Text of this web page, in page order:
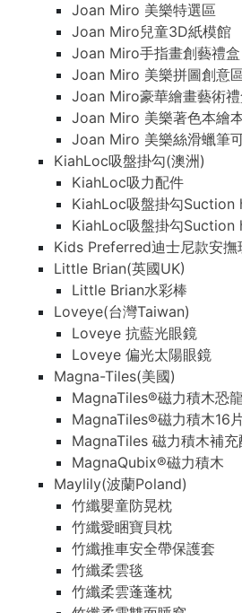
Joan Miro 美樂特選區
Joan Miro兒童3D紙模館
Joan Miro手指畫創藝禮盒
Joan Miro 美樂拼圖創意
Joan Miro豪華繪畫藝術
Joan Miro 美樂著色本繪
Joan Miro 美樂絲滑蠟筆
KiahLoc吸盤掛勾(澳洲)
KiahLoc吸力配件
KiahLoc吸盤掛勾Suction
KiahLoc吸盤掛勾Suction
Kids Preferred迪士尼款安撫
Little Brian(英國UK)
Little Brian水彩棒
Loveye(台灣Taiwan)
Loveye 抗藍光眼鏡
Loveye 偏光太陽眼鏡
Magna-Tiles(美國)
MagnaTiles®磁力積木恐
MagnaTiles®磁力積木16
MagnaTiles 磁力積木補充
MagnaQubix®磁力積木
Maylily(波蘭Poland)
竹纖嬰童防晃枕
竹纖愛睏寶貝枕
竹纖推車安全帶保護套
竹纖柔雲毯
竹纖柔雲蓬蓬枕